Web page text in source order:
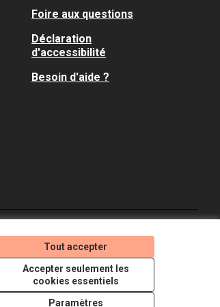
Tout accepter
Accepter seulement les
cookies essentiels
Paramètres
Foire aux questions
Déclaration
d'accessibilité
Besoin d'aide ?
(Lien externe)
(Lien externe)
(Lien externe)
Licence Creative
(Lien externe)